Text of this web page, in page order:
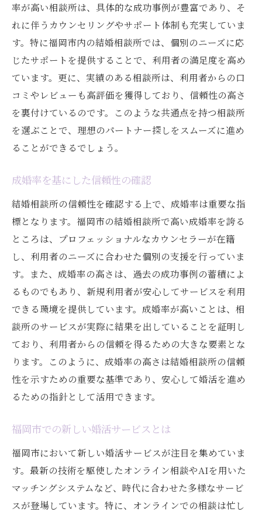
率が高い相談所は、具体的な成功事例が豊富であり、そ
れに伴うカウンセリングやサポート体制も充実していま
す。特に福岡市内の結婚相談所では、個別のニーズに応
じたサポートを提供することで、利用者の満足度を高め
ています。更に、実績のある相談所は、利用者からの口
コミやレビューも高評価を獲得しており、信頼性の高さ
を裏付けているのです。このような共通点を持つ相談所
を選ぶことで、理想のパートナー探しをスムーズに進め
ることができるでしょう。
成婚率を基にした信頼性の確認
結婚相談所の信頼性を確認する上で、成婚率は重要な指
標となります。福岡市の結婚相談所で高い成婚率を誇る
ところは、プロフェッショナルなカウンセラーが在籍
し、利用者のニーズに合わせた個別の支援を行っていま
す。また、成婚率の高さは、過去の成功事例の蓄積によ
るものでもあり、新規利用者が安心してサービスを利用
できる環境を提供しています。成婚率が高いことは、相
談所のサービスが実際に結果を出していることを証明し
ており、利用者からの信頼を得るための大きな要素とな
ります。このように、成婚率の高さは結婚相談所の信頼
性を示すための重要な基準であり、安心して婚活を進め
るための指針として活用できます。
福岡市での新しい婚活サービスとは
福岡市において新しい婚活サービスが注目を集めていま
す。最新の技術を駆使したオンライン相談やAIを用いた
マッチングシステムなど、時代に合わせた多様なサービ
スが登場しています。特に、オンラインでの相談は忙し